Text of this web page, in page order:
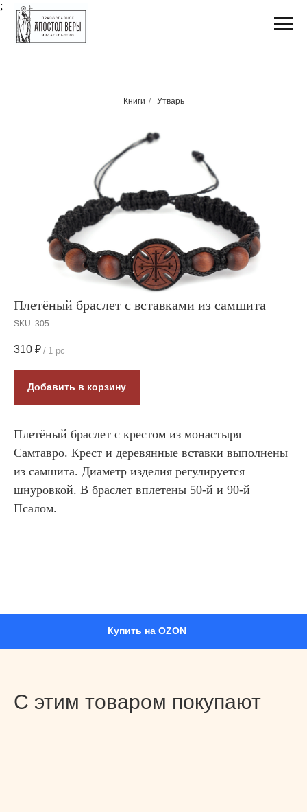
;
Книги / Утварь
Плетёный браслет с вставками из самшита
SKU: 305
310 ₽ / 1 pc
Добавить в корзину
Плетёный браслет с крестом из монастыря
Самтавро. Крест и деревянные вставки выполнены
из самшита. Диаметр изделия регулируется
шнуровкой. В браслет вплетены 50-й и 90-й
Псалом.
Купить на OZON
С этим товаром покупают